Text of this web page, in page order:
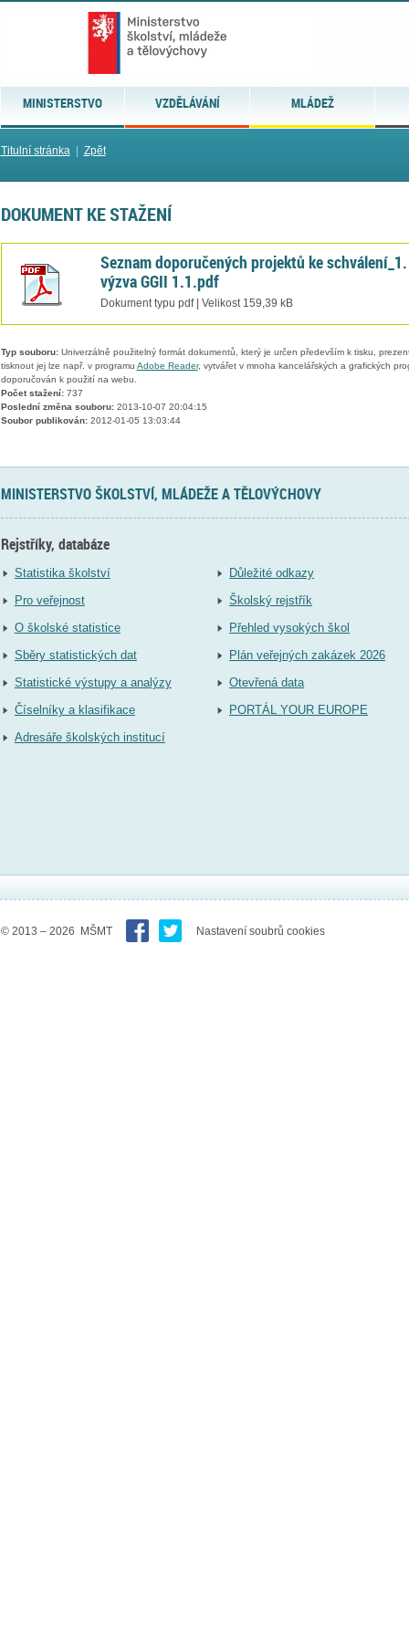
MINISTERSTVO VZDĚLÁVÁNÍ MLÁDEŽ
Titulní stránka| Zpět
DOKUMENT KE STAŽENÍ
Seznam doporučených projektů ke schválení_1.
výzva GGII 1.1.pdf
Dokument typu pdf | Velikost 159,39 kB
Typ souboru:Univerzálně použitelný formát dokumentů, který je určen především k tisku,
tisknout jej lze např. v programu Adobe Reader, vytvářet v mnoha kancelářských a grafických
doporučován k použití na webu.
Počet stažení:737
Poslední změna souboru:2013-10-07 20:04:15
Soubor publikován:2012-01-05 13:03:44
MINISTERSTVO ŠKOLSTVÍ, MLÁDEŽE A TĚLOVÝCHOVY
Rejstříky, databáze
Statistika školství
Pro veřejnost
O školské statistice
Sběry statistických dat
Statistické výstupy a analýzy
Číselníky a klasifikace
Adresáře školských institucí
Důležité odkazy
Školský rejstřík
Přehled vysokých škol
Plán veřejných zakázek 2026
Otevřená data
PORTÁL YOUR EUROPE
© 2013 – 2026 MŠMT Nastavení soubrů cookies